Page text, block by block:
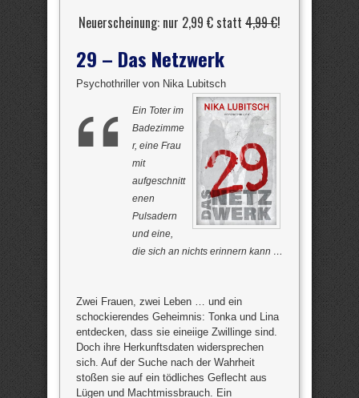
Neuerscheinung: nur 2,99 € statt 4,99 €!
29 – Das Netzwerk
Psychothriller von Nika Lubitsch
Ein Toter im
Badezimme
r, eine Frau
mit
aufgeschnitt
enen
Pulsadern
und eine,
die sich an nichts erinnern kann …
Zwei Frauen, zwei Leben … und ein
schockierendes Geheimnis: Tonka und Lina
entdecken, dass sie eineiige Zwillinge sind.
Doch ihre Herkunftsdaten widersprechen
sich. Auf der Suche nach der Wahrheit
stoßen sie auf ein tödliches Geflecht aus
Lügen und Machtmissbrauch. Ein